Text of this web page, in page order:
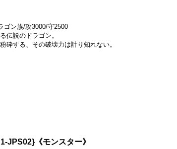
ゴン族/攻3000/守2500
伝説のドラゴン。
砕する、その破壊力は計り知れない。
JPS02}《モンスター》